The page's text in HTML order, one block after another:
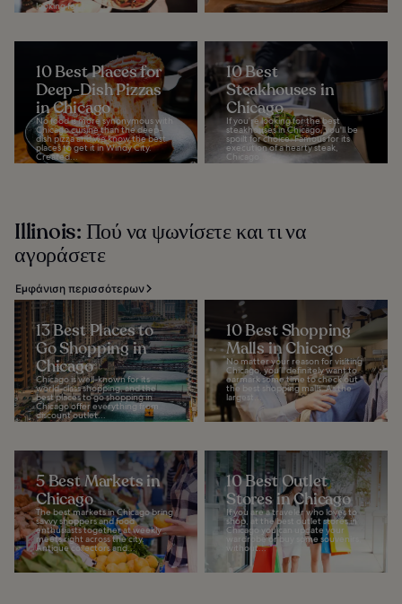
looking for...
10 Best Places for
Deep-Dish Pizzas
in Chicago
No food is more synonymous with
Chicago cuisine than the deep-
dish pizza and we know the best
places to get it in Windy City.
Created...
10 Best
Steakhouses in
Chicago
If you’re looking for the best
steakhouses in Chicago, you'll be
spoilt for choice. Famous for its
execution of a hearty steak,
Chicago...
Illinois: Πού να ψωνίσετε και τι να
αγοράσετε
Εμφάνιση περισσότερων
13 Best Places to
Go Shopping in
Chicago
Chicago is well-known for its
world-class shopping, and the
best places to go shopping in
Chicago offer everything from
discount outlet...
10 Best Shopping
Malls in Chicago
No matter your reason for visiting
Chicago, you’ll definitely want to
earmark some time to check out
the best shopping malls. As the
largest...
5 Best Markets in
Chicago
The best markets in Chicago bring
savvy shoppers and food
enthusiasts together at weekly
meets right across the city.
Antique collectors and...
10 Best Outlet
Stores in Chicago
If you are a traveler who loves to
shop, at the best outlet stores in
Chicago you can update your
wardrobe or buy some souvenirs,
without...